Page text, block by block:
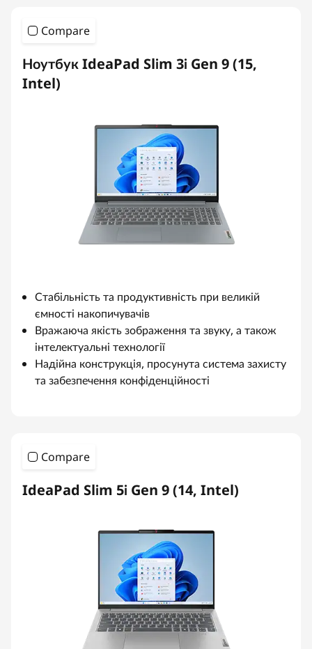
Compare
Ноутбук IdeaPad Slim 3i Gen 9 (15,
Intel)
Стабільність та продуктивність при великій
ємності накопичувачів
Вражаюча якість зображення та звуку, а також
інтелектуальні технології
Надійна конструкція, просунута система захисту
та забезпечення конфіденційності
Compare
IdeaPad Slim 5i Gen 9 (14, Intel)